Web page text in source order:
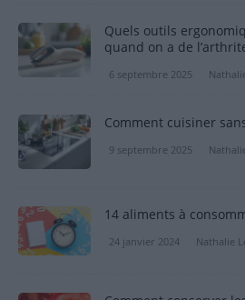
Quels outils
quand on a de
6 septembre 2025
Comment cuisiner
9 septembre 2025
14 aliments à
24 janvier 2024 Nathalie